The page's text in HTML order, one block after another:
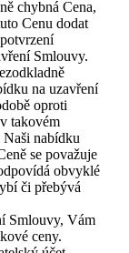
chybná Cena,
Cenu dodat
Smlouvy.
na uzavření
oproti
takovém
nabídku
se považuje
obvyklé
či přebývá
Smlouvy, Vám
ceny.